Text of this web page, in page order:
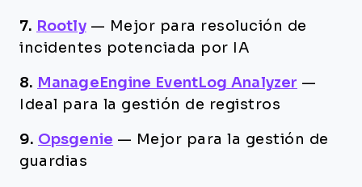
7. Rootly — Mejor para resolución de
incidentes potenciada por IA
8. ManageEngine EventLog Analyzer —
Ideal para la gestión de registros
9. Opsgenie — Mejor para la gestión de
guardias